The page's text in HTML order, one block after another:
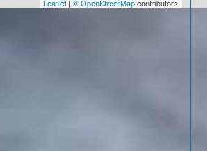
Leaflet | © OpenStreetMapcontributors